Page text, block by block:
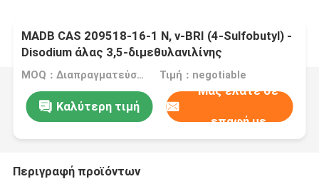
MADB CAS 209518-16-1 Ν, ν-BRI (4-Sulfobutyl) -
Disodium άλας 3,5-διμεθυλανιλίνης
MOQ：Διαπραγματεύσιμος Τιμή：negotiable
Καλύτερη τιμή
Μας ελάτε σε
επαφή με
Περιγραφή προϊόντων